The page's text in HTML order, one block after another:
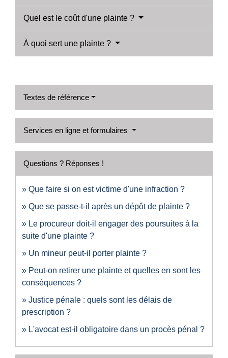
Quel est le coût d'une plainte ?
À quoi sert une plainte ?
Textes de référence
Services en ligne et formulaires
Questions ? Réponses !
Que faire si on est victime d'une infraction ?
Que se passe-t-il après un dépôt de plainte ?
Le procureur doit-il engager des poursuites à la
suite d'une plainte ?
Un mineur peut-il porter plainte ?
Peut-on retirer une plainte et quelles en sont les
conséquences ?
Justice pénale : quels sont les délais de
prescription ?
L'avocat est-il obligatoire dans un procès pénal ?